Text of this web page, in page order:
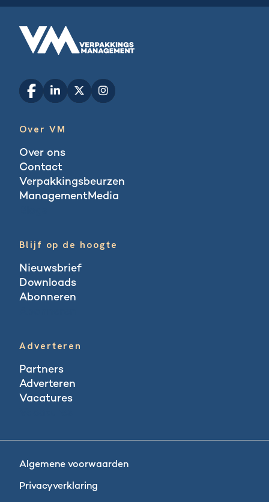
Over VM
Over ons
Contact
Verpakkingsbeurzen
ManagementMedia
Blijf op de hoogte
Nieuwsbrief
Downloads
Abonneren
Adverteren
Partners
Adverteren
Vacatures
Algemene voorwaarden
Privacyverklaring